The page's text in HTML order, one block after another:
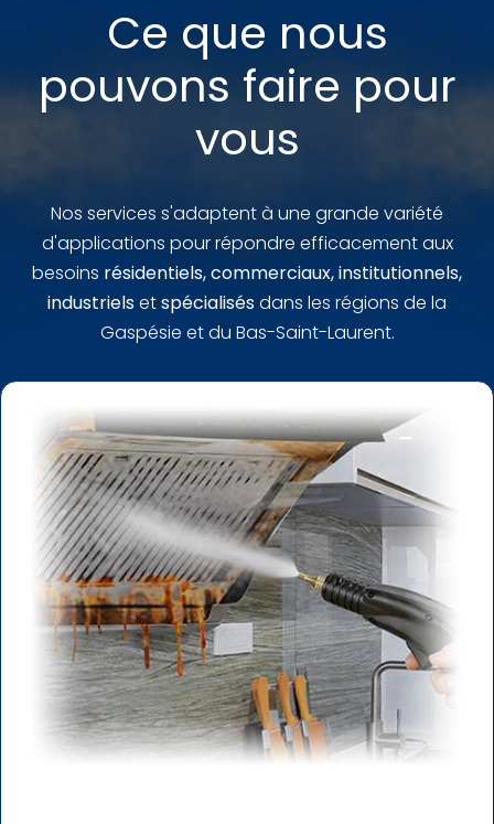
Ce que nous
pouvons faire pour
vous
Nos services s'adaptent à une grande variété
d'applications pour répondre efficacement aux
besoins résidentiels, commerciaux, institutionnels,
industrielsetspécialisésdans les régions de la
Gaspésie et du Bas-Saint-Laurent.